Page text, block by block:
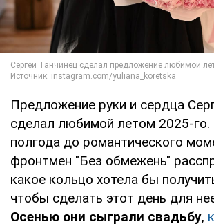
Предложение руки и сердца
сделал любимой летом 2025-
полгода до романтического
фронтмен "Без обмежень"
какое кольцо хотела бы
чтобы сделать этот день для
Осенью они сыграли свадьбу,